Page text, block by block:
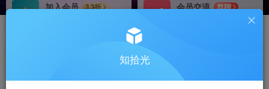
加入会员
3.3折
会员交流
群聊
知拾光